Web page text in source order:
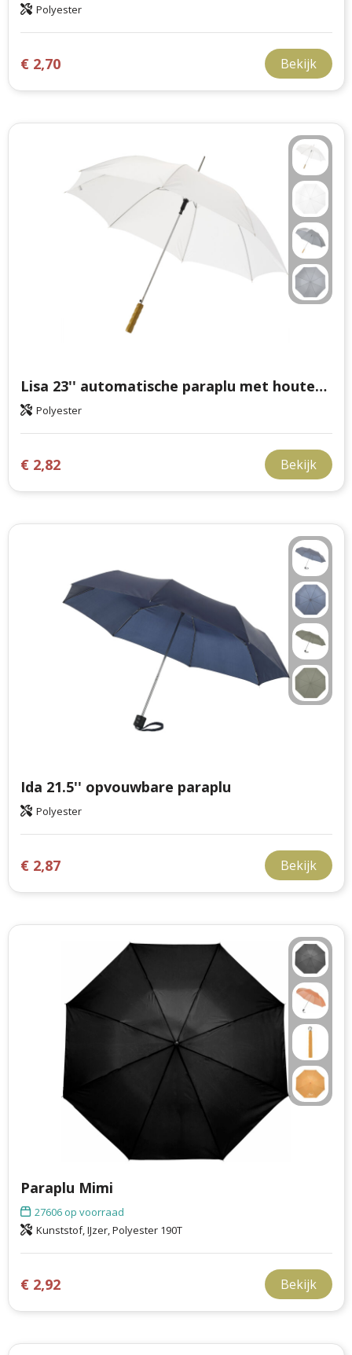
Polyester
€ 2,70 Bekijk
Lisa 23'' automatische paraplu met houten handvat
Polyester
€ 2,82 Bekijk
Ida 21.5'' opvouwbare paraplu
Polyester
€ 2,87 Bekijk
Paraplu Mimi
27606op voorraad
Kunststof, IJzer, Polyester 190T
€ 2,92 Bekijk